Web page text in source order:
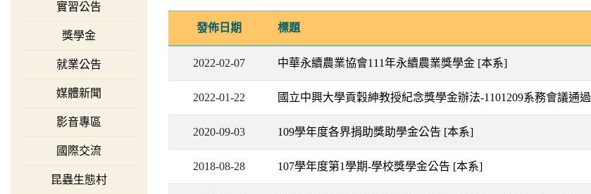
實習公告
獎學金
就業公告
媒體新聞
影音專區
國際交流
昆蟲生態村
發佈日期 標題
2022-02-07 中華永續農業協會111年永續農業獎學金 [本系]
2022-01-22 國立中興大學貢穀紳教授紀念獎學金辦法-1101209系務會議通過
2020-09-03 109學年度各界捐助獎助學金公告 [本系]
2018-08-28 107學年度第1學期-學校獎學金公告 [本系]